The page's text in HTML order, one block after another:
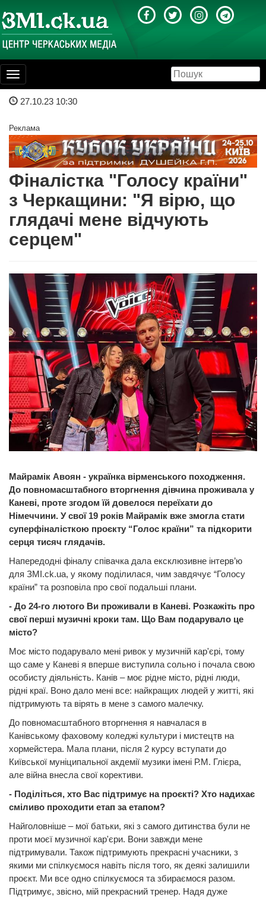
Toggle
navigation
27.10.23 10:30
Реклама
Фіналістка "Голосу країни"
з Черкащини: "Я вірю, що
глядачі мене відчують
серцем"
Майрамік Авоян - українка вірменського походження.
До повномасштабного вторгнення дівчина проживала у
Каневі, проте згодом їй довелося переїхати до
Німеччини. У свої 19 років Майрамік вже змогла стати
суперфіналісткою проєкту “Голос країни” та підкорити
серця тисяч глядачів.
Напередодні фіналу співачка дала ексклюзивне інтерв’ю
для ЗМІ.ck.ua, у якому поділилася, чим завдячує “Голосу
країни” та розповіла про свої подальші плани.
- До 24-го лютого Ви проживали в Каневі. Розкажіть про
свої перші музичні кроки там. Що Вам подарувало це
місто?
Моє місто подарувало мені ривок у музичній кар'єрі, тому
що саме у Каневі я вперше виступила сольно і почала свою
особисту діяльність. Канів – моє рідне місто, рідні люди,
рідні краї. Воно дало мені все: найкращих людей у житті, які
підтримують та вірять в мене з самого малечку.
До повномасштабного вторгнення я навчалася в
Канівському фаховому коледжі культури і мистецтв на
хормейстера. Мала плани, після 2 курсу вступати до
Київської муніципальної акдемії музики імені Р.М. Глієра,
але війна внесла свої корективи.
- Поділіться, хто Вас підтримує на проєкті? Хто надихає
сміливо проходити етап за етапом?
Найголовніше – мої батьки, які з самого дитинства були не
проти моєї музичної кар'єри. Вони завжди мене
підтримували. Також підтримують прекрасні учасники, з
якими ми спілкуємося навіть після того, як деякі залишили
проєкт. Ми все одно спілкуємося та збираємося разом.
Підтримує, звісно, мій прекрасний тренер. Надя дуже